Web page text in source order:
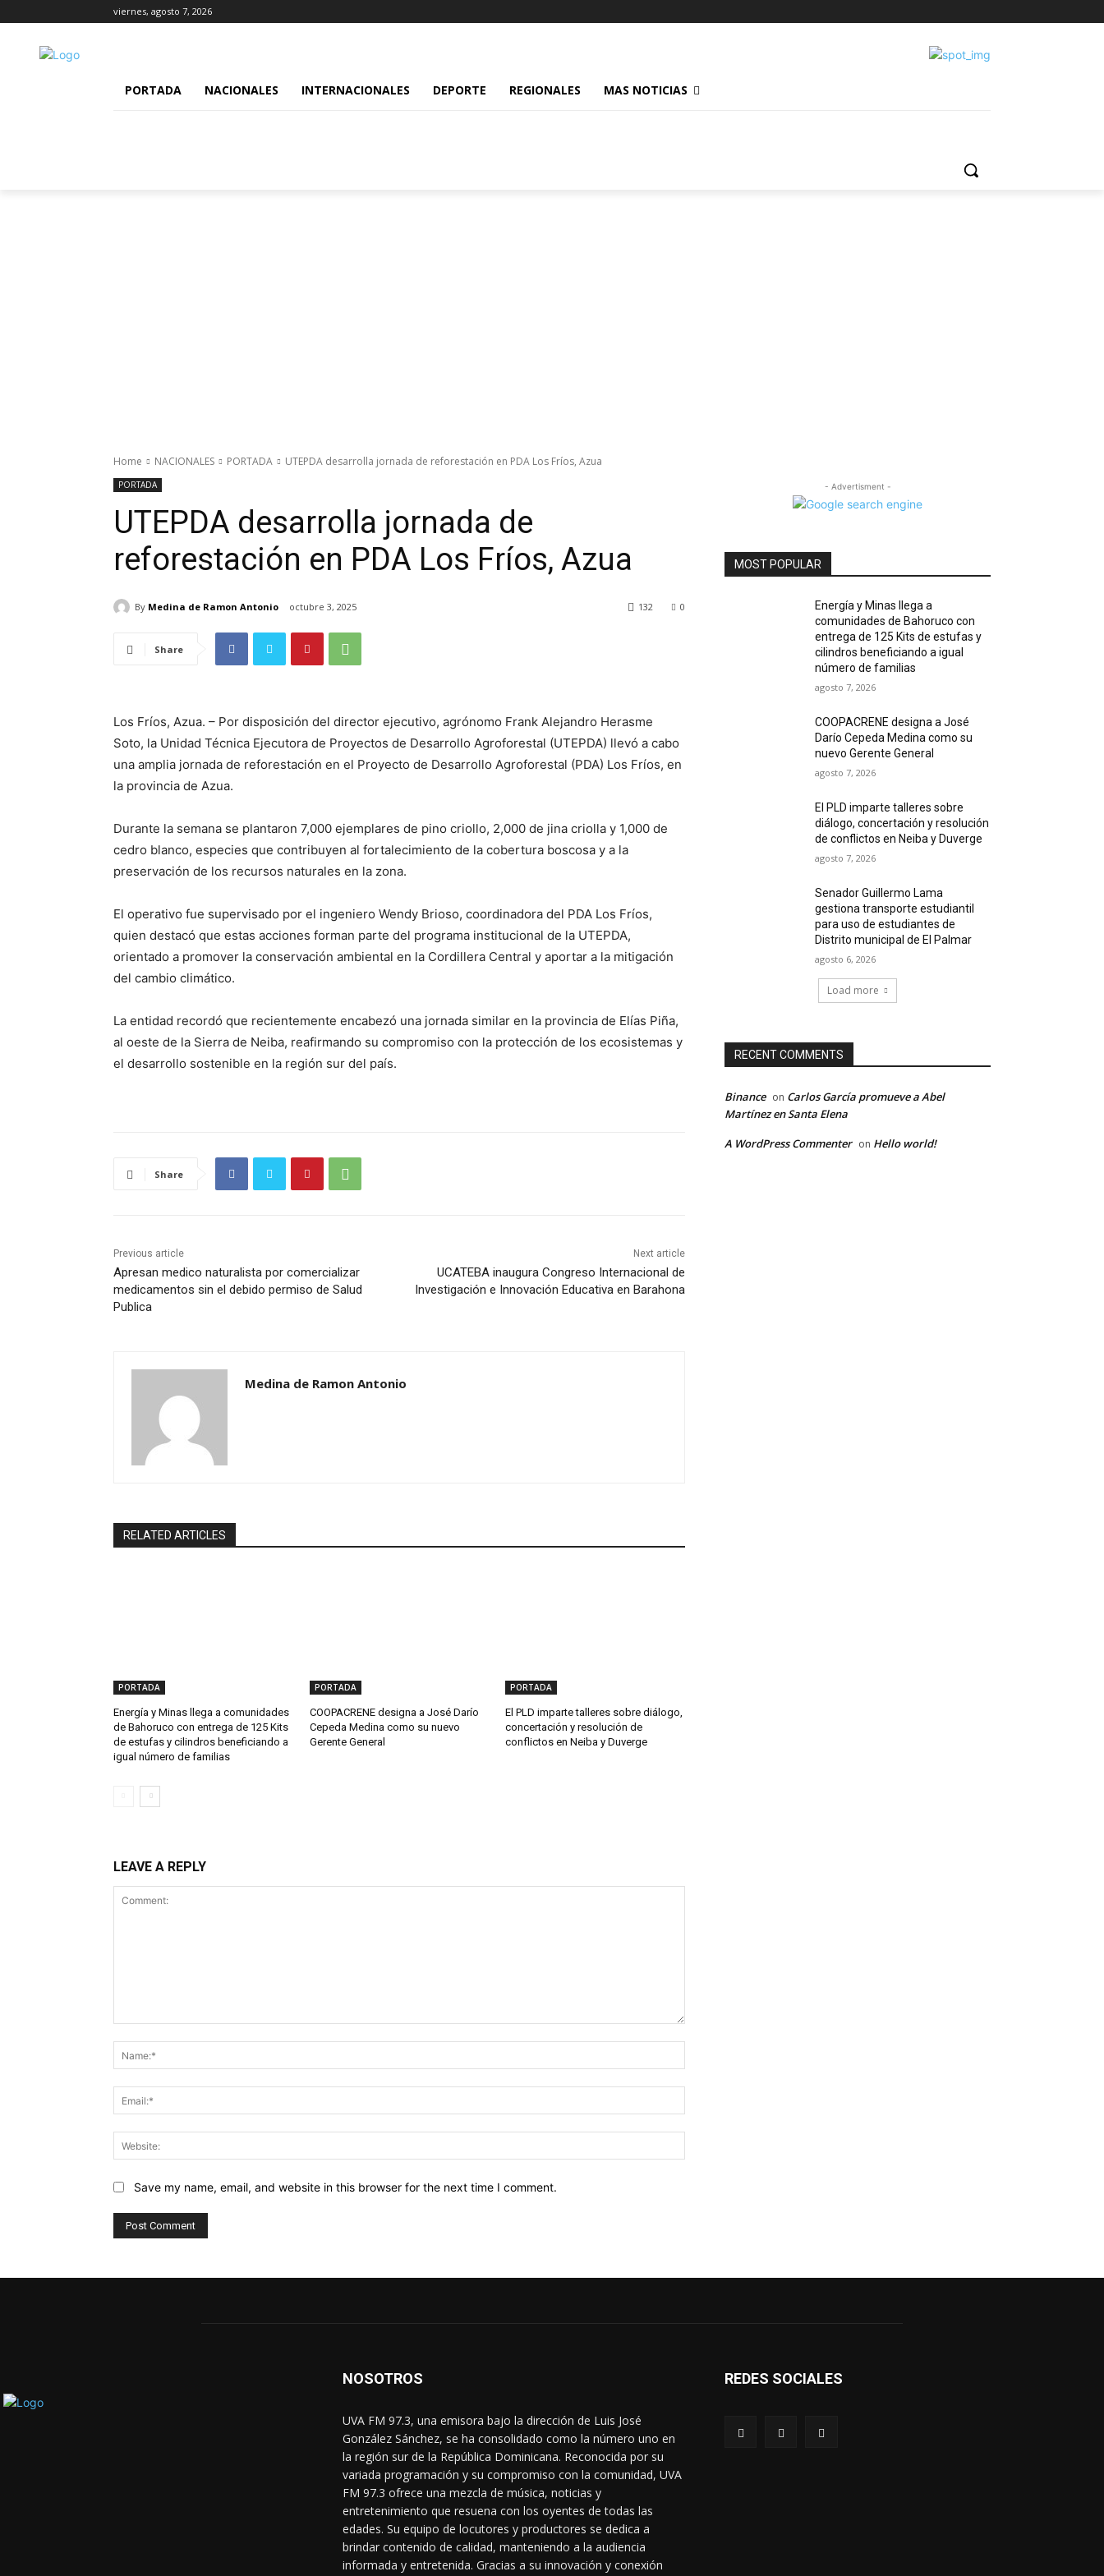
viernes, agosto 7, 2026
PORTADA NACIONALES INTERNACIONALES DEPORTE REGIONALES MAS NOTICIAS
Home NACIONALES PORTADA UTEPDA desarrolla jornada de reforestación en PDA Los Fríos, Azua
PORTADA
UTEPDA desarrolla jornada de
reforestación en PDA Los Fríos, Azua
By Medina de Ramon Antonio octubre 3, 2025 0
132
Share
Los Fríos, Azua. – Por disposición del director ejecutivo, agrónomo Frank Alejandro Herasme
Soto, la Unidad Técnica Ejecutora de Proyectos de Desarrollo Agroforestal (UTEPDA) llevó a cabo
una amplia jornada de reforestación en el Proyecto de Desarrollo Agroforestal (PDA) Los Fríos, en
la provincia de Azua.
Durante la semana se plantaron 7,000 ejemplares de pino criollo, 2,000 de jina criolla y 1,000 de
cedro blanco, especies que contribuyen al fortalecimiento de la cobertura boscosa y a la
preservación de los recursos naturales en la zona.
El operativo fue supervisado por el ingeniero Wendy Brioso, coordinadora del PDA Los Fríos,
quien destacó que estas acciones forman parte del programa institucional de la UTEPDA,
orientado a promover la conservación ambiental en la Cordillera Central y aportar a la mitigación
del cambio climático.
La entidad recordó que recientemente encabezó una jornada similar en la provincia de Elías Piña,
al oeste de la Sierra de Neiba, reafirmando su compromiso con la protección de los ecosistemas y
el desarrollo sostenible en la región sur del país.
Share
Previous article
Apresan medico naturalista por comercializar
medicamentos sin el debido permiso de Salud
Publica
Next article
UCATEBA inaugura Congreso Internacional de
Investigación e Innovación Educativa en Barahona
Medina de Ramon Antonio
RELATED ARTICLES
PORTADA
Energía y Minas llega a comunidades
de Bahoruco con entrega de 125 Kits
de estufas y cilindros beneficiando a
igual número de familias
PORTADA
COOPACRENE designa a José Darío
Cepeda Medina como su nuevo
Gerente General
PORTADA
El PLD imparte talleres sobre diálogo,
concertación y resolución de
conflictos en Neiba y Duverge
LEAVE A REPLY
Save my name, email, and website in this browser for the next time I comment.
- Advertisment -
MOST POPULAR
Energía y Minas llega a
comunidades de Bahoruco con
entrega de 125 Kits de estufas y
cilindros beneficiando a igual
número de familias
agosto 7, 2026
COOPACRENE designa a José
Darío Cepeda Medina como su
nuevo Gerente General
agosto 7, 2026
El PLD imparte talleres sobre
diálogo, concertación y resolución
de conflictos en Neiba y Duverge
agosto 7, 2026
Senador Guillermo Lama
gestiona transporte estudiantil
para uso de estudiantes de
Distrito municipal de El Palmar
agosto 6, 2026
Load more
RECENT COMMENTS
Binance on Carlos García promueve a Abel
Martínez en Santa Elena
A WordPress Commenter on Hello world!
NOSOTROS
UVA FM 97.3, una emisora bajo la dirección de Luis José
González Sánchez, se ha consolidado como la número uno en
la región sur de la República Dominicana. Reconocida por su
variada programación y su compromiso con la comunidad, UVA
FM 97.3 ofrece una mezcla de música, noticias y
entretenimiento que resuena con los oyentes de todas las
edades. Su equipo de locutores y productores se dedica a
brindar contenido de calidad, manteniendo a la audiencia
informada y entretenida. Gracias a su innovación y conexión
REDES SOCIALES